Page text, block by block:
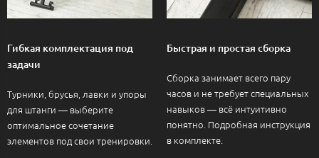
Гибкая комплектация под
задачи
Турники, брусья, лавки и упоры
для штанги — выберите
оптимальное сочетание
элементов под свои тренировки.
Быстрая и простая сборка
Сборка занимает всего пару
часов и не требует специальных
навыков — всё интуитивно
понятно. Подробная инструкция
в комплекте.